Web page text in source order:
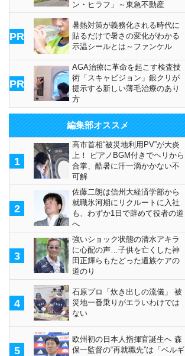
ン・ヒラフ」～東急不動産
PR
暑熱対策が義務化される時代に
貼るだけで暑さの変化がわかる
示温シールとは～ファンケル
PR
AGA治療に革命を起こす検査技
術「スキャビジョン」銀クリが
提示する新しい薄毛治療のあり
方
編集部オススメ
1
高市首相“被災地利用PV”が大炎
上！ ピアノBGM付きでヘリから
合掌、酷暑に汗一滴かかない不
可解
2
佐藤二朗は信州大経済学部から
就職氷河期にリクルートに入社
も、わずか1日で辞めて役者の道
へ
3
強いショック状態の清水アキラ
に心配の声…子供を亡くした神
田正輝らもたどった遺族ケアの
道のり
4
石原プロ「炊き出しの流儀」 被
災地一番乗りがエラいわけでは
ない
5
欧州初の日本人指揮官誕生へ 森
保一監督の“再就職先”は「ベルギ